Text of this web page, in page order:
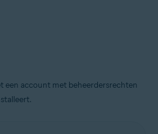
een account met beheerdersrechten